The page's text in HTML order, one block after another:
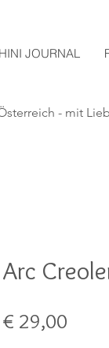
JOURNAL
- mit
Arc
€ 29,00